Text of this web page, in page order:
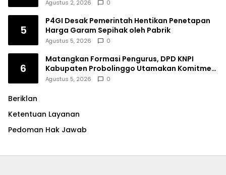
Agustus 2, 2026 0
5
P4GI Desak Pemerintah Hentikan Penetapan
Harga Garam Sepihak oleh Pabrik
Agustus 5, 2026 0
6
Matangkan Formasi Pengurus, DPD KNPI
Kabupaten Probolinggo Utamakan Komitmen
dan Kinerja
Agustus 5, 2026 0
Beriklan
Ketentuan Layanan
Pedoman Hak Jawab